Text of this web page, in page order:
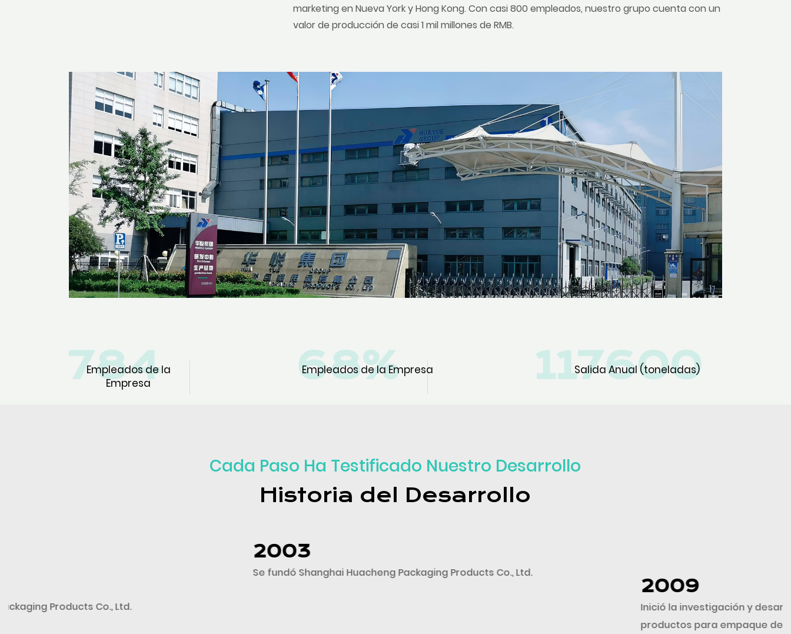
marketing en Nueva York y Hong Kong. Con casi 800 empleados, nuestro grupo cuenta con un
valor de producción de casi 1 mil millones de RMB.
800
Empleados de la
Empresa
70%
Empleados de la
Empresa
120000
Salida Anual (toneladas)
Cada Paso Ha Testificado Nuestro Desarrollo
Historia del Desarrollo
Se fundó Shanghai Huacheng Packaging Products Co., Ltd.
Inició la investigación y desarrollo (I+D) y fabricación de
productos para empaque de comercio electrónico.